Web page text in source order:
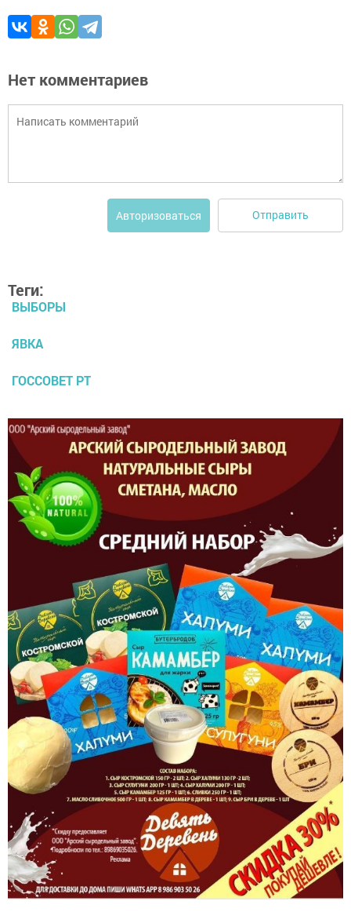
Нет комментариев
Авторизоваться Отправить
Теги:
ВЫБОРЫ
ЯВКА
ГОССОВЕТ РТ